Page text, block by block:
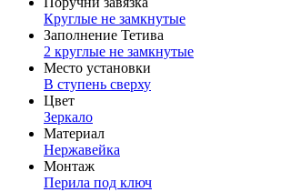
Круглые не замкнутые
Заполнение Тетива
2 круглые не замкнутые
Место установки
В ступень сверху
Цвет
Зеркало
Материал
Нержавейка
Монтаж
Перила под ключ